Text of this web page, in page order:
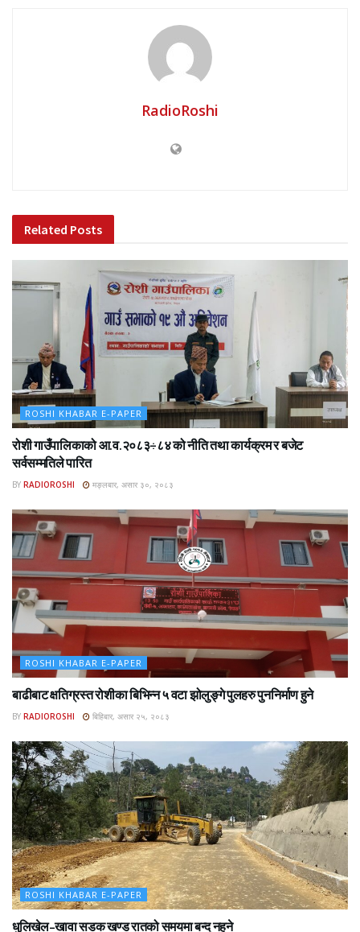
RadioRoshi
Related Posts
ROSHI KHABAR E-PAPER
रोशी गाउँपालिकाको आ.व.२०८३÷८४ को नीति तथा कार्यक्रम र बजेट
सर्वसम्मतिले पारित
BY RADIOROSHI मङ्लबार, असार ३०, २०८३
ROSHI KHABAR E-PAPER
बाढीबाट क्षतिग्रस्त रोशीका बिभिन्न ५ वटा झोलुङ्गे पुलहरु पुननिर्माण हुने
BY RADIOROSHI बिहिबार, असार २५, २०८३
ROSHI KHABAR E-PAPER
धुलिखेल–खावा सडक खण्ड रातको समयमा बन्द नहुने